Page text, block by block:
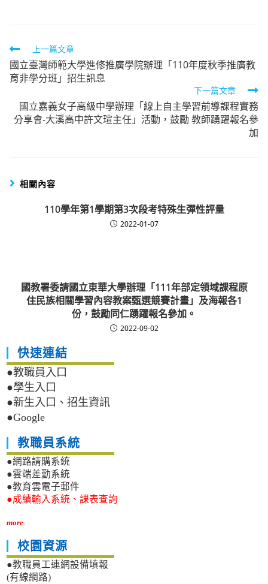
Read
more
articles
上一篇文章
國立臺灣師範大學進修推廣學院辦理「110年度秋季推廣教
育非學分班」招生訊息
下一篇文章
國立嘉義女子高級中學辦理「線上自主學習前導課程實務
分享會-大溪高中許文瑄主任」活動，鼓勵 教師踴躍報名參
加
相關內容
110學年第1學期第3次段考特殊生彈性評量
2022-01-07
國教署委請國立東華大學辦理「111年部定領域課程原
住民族相關學習內容教案甄選競賽計畫」及海報各1
份，鼓勵同仁踴躍報名參加。
2022-09-02
快速連結
●教職員入口
●學生入口
●新生入口、招生資訊
●Google
教職員系統
●網路請購系統
●雲端差勤系統
●教育雲電子郵件
●成績輸入系統、課表查詢
more
校園資源
●教職員工連網設備填報
(有線網路)